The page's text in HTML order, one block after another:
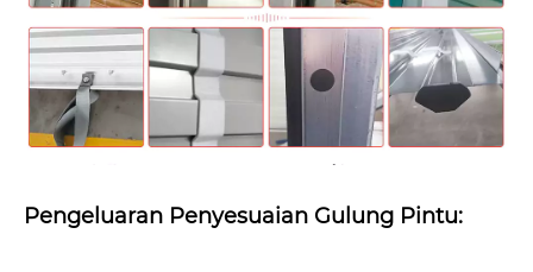
Pengeluaran Penyesuaian Gulung Pintu: